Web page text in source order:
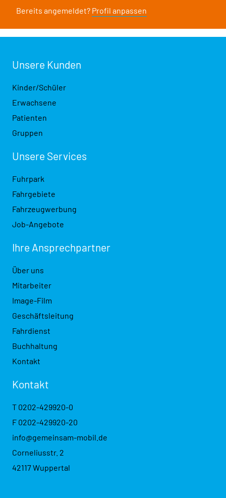
Bereits angemeldet? Profil anpassen
Unsere Kunden
Kinder/Schüler
Erwachsene
Patienten
Gruppen
Unsere Services
Fuhrpark
Fahrgebiete
Fahrzeugwerbung
Job-Angebote
Ihre Ansprech­partner
Über uns
Mitarbeiter
Image-Film
Geschäftsleitung
Fahrdienst
Buchhaltung
Kontakt
Kontakt
T 0202-429920-0
F 0202-429920-20
info@gemeinsam-mobil.de
Corneliusstr. 2
42117 Wuppertal